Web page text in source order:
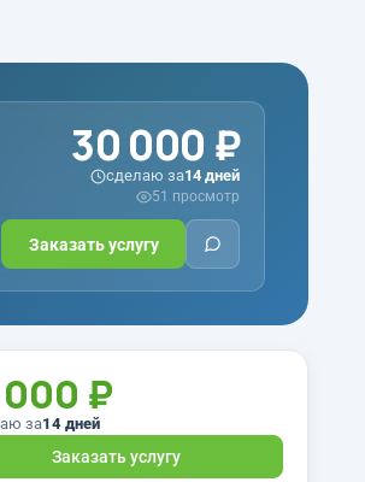
30 000 ₽
сделаю за14 дней
51 просмотр
Заказать услугу
₽
за14 дней
Заказать услугу